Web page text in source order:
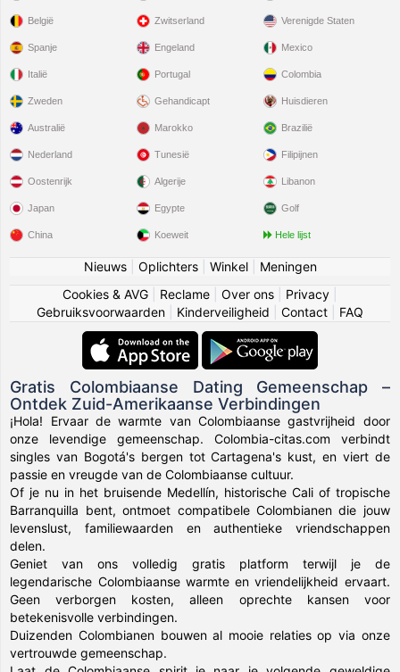
België
Spanje
Italië
Zweden
Zwitserland
Engeland
Portugal
Gehandicapt
Verenigde Staten
Mexico
Colombia
Huisdieren
Australië
Nederland
Oostenrijk
Japan
China
Marokko
Tunesië
Algerije
Egypte
Koeweit
Brazilië
Filipijnen
Libanon
Golf
Hele lijst
Nieuws| Oplichters| Winkel| Meningen
Cookies & AVG
Reclame Over ons Privacy
Gebruiksvoorwaarden
Kinderveiligheid Contact FAQ
Gratis Colombiaanse Dating Gemeenschap –
Ontdek Zuid-Amerikaanse Verbindingen
¡Hola! Ervaar de warmte van Colombiaanse gastvrijheid door
onze levendige gemeenschap. Colombia-citas.com verbindt
singles van Bogotá's bergen tot Cartagena's kust, en viert de
passie en vreugde van de Colombiaanse cultuur.
Of je nu in het bruisende Medellín, historische Cali of tropische
Barranquilla bent, ontmoet compatibele Colombianen die jouw
levenslust, familiewaarden en authentieke vriendschappen
delen.
Geniet van ons volledig gratis platform terwijl je de
legendarische Colombiaanse warmte en vriendelijkheid ervaart.
Geen verborgen kosten, alleen oprechte kansen voor
betekenisvolle verbindingen.
Duizenden Colombianen bouwen al mooie relaties op via onze
vertrouwde gemeenschap.